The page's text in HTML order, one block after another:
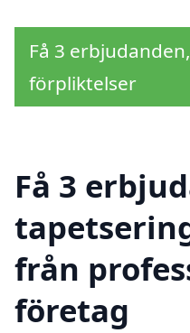
Få 3
förpliktelser
Få 3
från
företag